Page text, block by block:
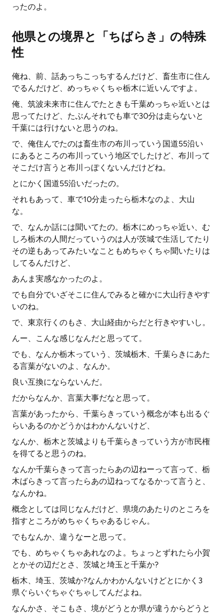
ったのよ。
他県との境界と「ちばらき」の特殊
性
俺ね、前、話あっちこっちするんだけど、畜生市に住ん
でるんだけど、めっちゃくちゃ栃木に近いんですよ。
俺、筑波未来市に住んでたときも千葉めっちゃ近いとは
思ってたけど、たぶんそれでも車で30分は走らないと
千葉には行けないと思うのね。
で、俺住んでたのは畜生市の布川っていう国道55沿い
にあるところの布川っていう地区でしたけど、布川って
そこだけ言うと布川っぽくないんだけどね。
とにかく国道55沿いだったの。
それもあって、車で10分走ったら栃木なのよ、大山
な。
で、なんか話には聞いてたの。栃木にめっちゃ近い、む
しろ栃木の人間だっていうのは人が茨城で生活してたり
その逆もあってみたいなこともめちゃくちゃ聞いたりは
してるんだけど、
あんま実感なかったのよ。
でも自分でいざそこに住んでみると確かに大山行きやす
いのね。
で、東京行くのもさ、大山経由からだと行きやすいし。
んー、こんな感じなんだと思ってて。
でも、なんか栃木っていう、茨城栃木、千葉らきにあた
る言葉がないのよ、なんか。
良い互換にならないんだ。
だからなんか、言葉大事だなと思って。
言葉があったから、千葉らきっていう概念が本も出るぐ
らいあるのかどうかはわかんないけど、
なんか、栃木と茨城よりも千葉らきっていう方が市民権
を得てると思うのね。
なんか千葉らきって言ったらあの辺ねーって言って、栃
木ばらきって言ったらあの辺ねってなるかって言うと、
なんかね。
概念としては同じなんだけど、県境のあたりのところを
指すところがめちゃくちゃあるじゃん。
でもなんか、違うなーと思って。
でも、めちゃくちゃあれなのよ。ちょっとずれたら小賀
とかその辺だとさ、茨城と埼玉と千葉か?
栃木、埼玉、茨城か?なんかわかんないけどとにかく3
県ぐらいぐちゃぐちゃしてんだよね。
なんかさ、そこもさ、境がどうとか県が違うからどうと